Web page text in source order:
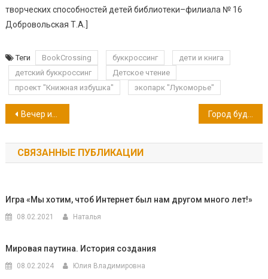
творческих способностей детей библиотеки–филиала № 16
Добровольская Т.А.]
Теги BookCrossing буккроссинг
дети и книга
детский буккроссинг
Детское чтение
проект "Книжная избушка"
экопарк "Лукоморье"
Навигация
по
записям
Вечер искусств
СВЯЗАННЫЕ ПУБЛИКАЦИИ
Игра «Мы хотим, чтоб Интернет был нам другом много лет!»
08.02.2021 Наталья
Мировая паутина. История создания
08.02.2024 Юлия Владимировна